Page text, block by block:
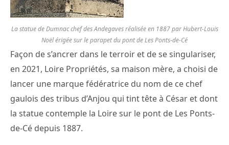
La statue de Dumnac chef des Andegaves réalisée en 1887 par Hubert-Louis
Noël érigée sur le parapet du pont de Les Ponts-de-Cé
Façon de s’ancrer dans le terroir et de se singulariser,
en 2021, Loire Propriétés, sa maison mère, a choisi de
lancer une marque fédératrice du nom de ce chef
gaulois des tribus d’Anjou qui tint tête à César et dont
la statue contemple la Loire sur le pont de Les Ponts-
de-Cé depuis 1887.